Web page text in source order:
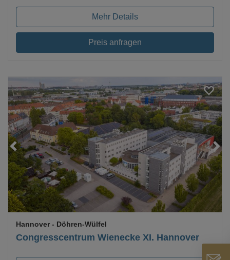
Mehr Details
Preis anfragen
Loading...
Congresscentrum Wienecke XI. Hannover
Hannover - Döhren-Wülfel